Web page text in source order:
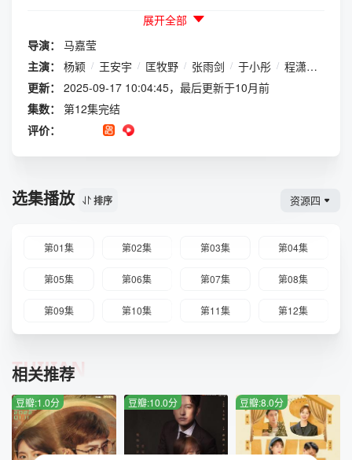
破案有功，被升职加薪，却也暗暗惹上了仇家。阿莱通过线索
发现了露娜的秘密。当其中一本漫画被读完，露娜醒了过来。
二人互生情愫，阿莱的仇家也蠢蠢欲动。最终，阿莱在露娜的
帮助下找回了平和单纯的自己和做警察的初心。
展开全部
导演：
马嘉莹
主演：
杨颖 / 王安宇 / 匡牧野 / 张雨剑 / 于小彤 / 程潇
更新：
2025-09-17 10:04:45，最后更新于10月前
集数：
第12集完结
评价：
选集播放 排序 资源四
第01集 第02集 第03集 第04集
第05集 第06集 第07集 第08集
第09集 第10集 第11集 第12集
相关推荐
TUIJIAN
豆瓣:1.0分 豆瓣:10.0分 豆瓣:8.0分